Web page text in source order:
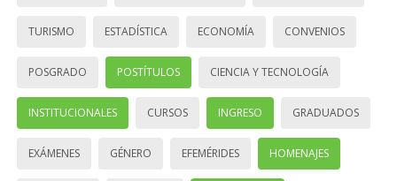
TURISMO ESTADÍSTICA ECONOMÍA CONVENIOS
POSGRADO POSTÍTULOS CIENCIA Y TECNOLOGÍA
INSTITUCIONALES CURSOS INGRESO GRADUADOS
EXÁMENES GÉNERO EFEMÉRIDES HOMENAJES